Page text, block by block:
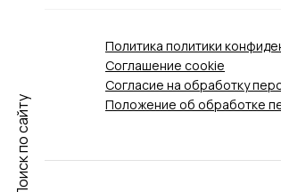
Поиск по сайту
Политика политики
Соглашение сookie
Согласие на обработку
Положение об обработке